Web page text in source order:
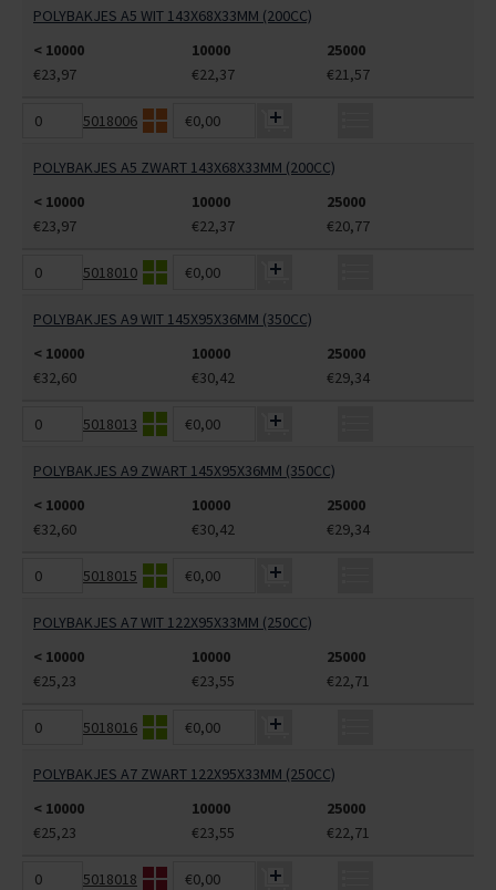
POLYBAKJES A5 WIT 143X68X33MM (200CC)
< 10000
10000
25000
€23,97
€22,37 €21,57
5018006 €0,00
POLYBAKJES A5 ZWART 143X68X33MM (200CC)
< 10000
10000
25000
€23,97
€22,37 €20,77
5018010 €0,00
POLYBAKJES A9 WIT 145X95X36MM (350CC)
< 10000
10000
25000
€32,60
€30,42 €29,34
5018013 €0,00
POLYBAKJES A9 ZWART 145X95X36MM (350CC)
< 10000
10000
25000
€32,60
€30,42 €29,34
5018015 €0,00
POLYBAKJES A7 WIT 122X95X33MM (250CC)
< 10000
10000
25000
€25,23
€23,55 €22,71
5018016 €0,00
POLYBAKJES A7 ZWART 122X95X33MM (250CC)
< 10000
10000
25000
€25,23
€23,55 €22,71
5018018 €0,00